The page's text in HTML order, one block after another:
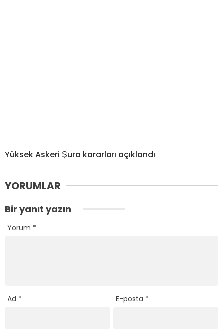
Yüksek Askeri Şura kararları açıklandı
YORUMLAR
Bir yanıt yazın
Yorum *
Ad * E-posta *